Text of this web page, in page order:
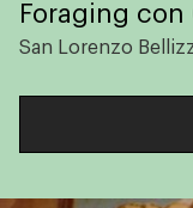
Foraging con
San Lorenzo